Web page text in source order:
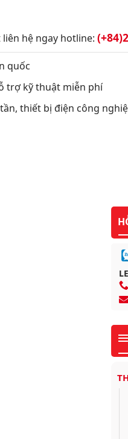
hệ ngay hotline:
quốc
trợ kỹ thuật miễn phí
thiết bị điện công